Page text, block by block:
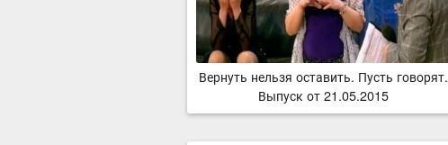
Вернуть нельзя оставить. Пусть говорят.
Выпуск от 21.05.2015